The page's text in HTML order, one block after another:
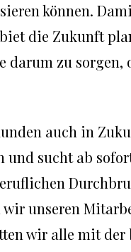
können.
die Zukunft
darum zu
auch in
und sucht ab
wir unseren
wir alle mit der